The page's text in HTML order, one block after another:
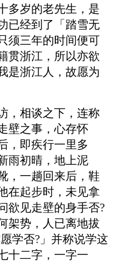
多岁的老先生，是
已经到了「踏雪无
须三年的时间便可
贯浙江，所以亦欲
是浙江人，故愿为
，相谈之下，连称
壁之事，心存怀
，即疾行一里多
雨初晴，地上泥
，一趟回来后，鞋
在起步时，未见拿
欲见走壁的身手否?
架势，人已离地拔
学否?」并称说学这
十二字，一字一